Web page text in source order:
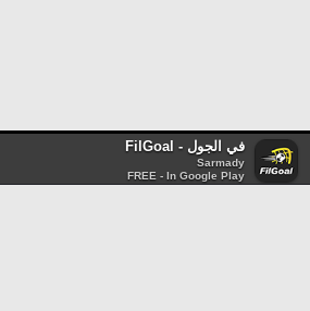
في الجول - FilGoal
Sarmady
FREE - In Google Play